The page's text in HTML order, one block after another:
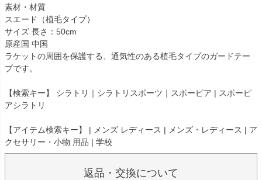
素材・材質
スエード（植毛タイプ）
サイズ 長さ：50cm
原産国 中国
ラケットの周囲を保護する、通気性のある植毛タイプのガードテー
プです。
【検索キー】 シラトリ｜シラトリスポーツ｜スポーピア | スポーピ
アシラトリ
【アイテム検索キー】 | メンズ レディース | メンズ・レディース | ア
クセサリー・小物 用品 | 学校
返品・交換について